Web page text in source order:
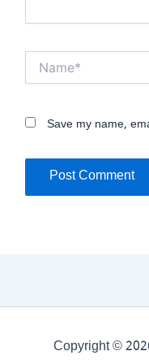
Save my name,
Copyright ©